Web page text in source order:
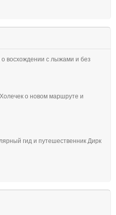
восхождении с лыжами и без
о новом маршруте и
гид и путешественник Дирк